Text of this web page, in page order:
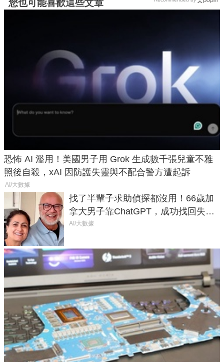
您也可能喜歡這些文章
恐怖 AI 濫用！美國男子用 Grok 生成數千張兒童不雅
照後自殺，xAI 因防護失靈與不配合警方遭起訴
AI/大數據
找了半輩子求助偵探都沒用！66歲加
拿大男子靠ChatGPT，成功找回失散
50年家人
AI/大數據